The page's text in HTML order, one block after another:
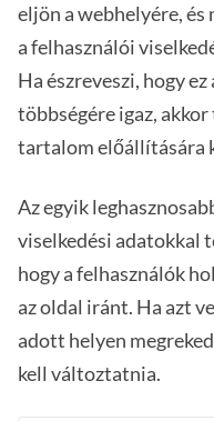
eljön a webhelyére, és
a felhasználói
Ha észreveszi, hogy
többségére igaz,
tartalom előállítására
Az egyik
viselkedési adatokkal
hogy a felhasználók
az oldal iránt. Ha azt
adott helyen
kell változtatnia.